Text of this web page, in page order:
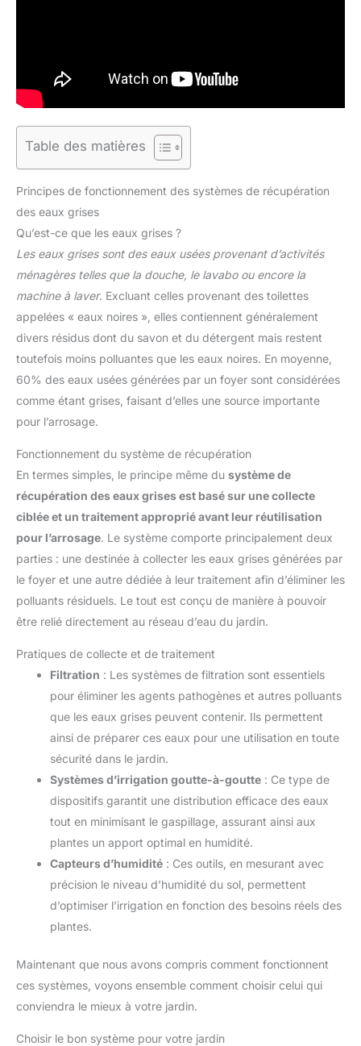
Table des matières
Principes de fonctionnement des systèmes de récupération
des eaux grises
Qu’est-ce que les eaux grises ?
Les eaux grises sont des eaux usées provenant d’activités
ménagères telles que la douche, le lavabo ou encore la
machine à laver. Excluant celles provenant des toilettes
appelées « eaux noires », elles contiennent généralement
divers résidus dont du savon et du détergent mais restent
toutefois moins polluantes que les eaux noires. En moyenne,
60% des eaux usées générées par un foyer sont considérées
comme étant grises, faisant d’elles une source importante
pour l’arrosage.
Fonctionnement du système de récupération
En termes simples, le principe même du système de
récupération des eaux grises est basé sur une collecte
ciblée et un traitement approprié avant leur réutilisation
pour l’arrosage. Le système comporte principalement deux
parties : une destinée à collecter les eaux grises générées par
le foyer et une autre dédiée à leur traitement afin d’éliminer les
polluants résiduels. Le tout est conçu de manière à pouvoir
être relié directement au réseau d’eau du jardin.
Pratiques de collecte et de traitement
Filtration : Les systèmes de filtration sont essentiels
pour éliminer les agents pathogènes et autres polluants
que les eaux grises peuvent contenir. Ils permettent
ainsi de préparer ces eaux pour une utilisation en toute
sécurité dans le jardin.
Systèmes d’irrigation goutte-à-goutte : Ce type de
dispositifs garantit une distribution efficace des eaux
tout en minimisant le gaspillage, assurant ainsi aux
plantes un apport optimal en humidité.
Capteurs d’humidité : Ces outils, en mesurant avec
précision le niveau d’humidité du sol, permettent
d’optimiser l’irrigation en fonction des besoins réels des
plantes.
Maintenant que nous avons compris comment fonctionnent
ces systèmes, voyons ensemble comment choisir celui qui
conviendra le mieux à votre jardin.
Choisir le bon système pour votre jardin